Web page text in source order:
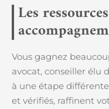
Les
Vous gagnez
avocat, conseiller élu
à une étape
et vérifiés, raffinent